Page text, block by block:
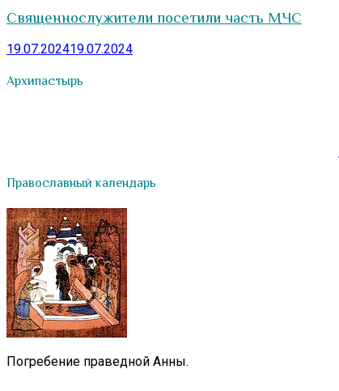
Священнослужители посетили часть МЧС
19.07.202419.07.2024
Архипастырь
Православный календарь
Погребение праведной Анны.